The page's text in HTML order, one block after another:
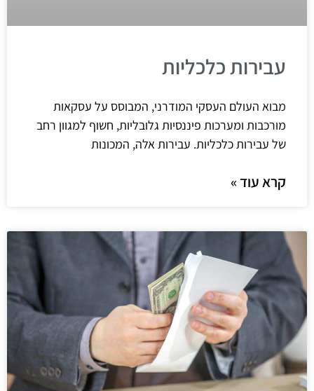
עבירות כלכליות
מבוא העולם העסקי המודרני, המבוסס על עסקאות
מורכבות ומערכות פיננסיות גלובליות, חשוף למגוון רחב
של עבירות כלכליות. עבירות אלה, המכונות
קרא עוד »